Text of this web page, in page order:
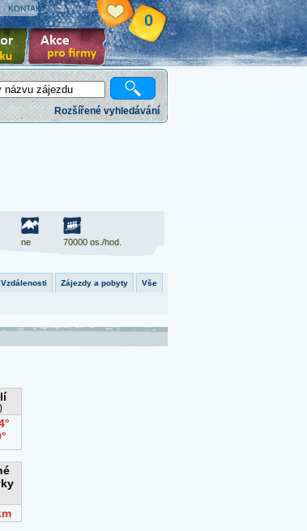
KONTAKT
0
Rozšířené vyhledávání
ne 70000 os./hod.
Vzdálenosti Zájezdy a pobyty Vše